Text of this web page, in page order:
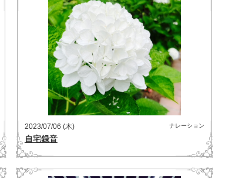
2023/07/06 (木) ナレーション
自宅録音